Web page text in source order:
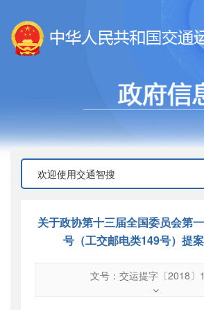
关于政协第十三届全国委员会第
号（工交邮电类149号）提
文号：交运提字〔2018〕
交运提字〔2018〕11号